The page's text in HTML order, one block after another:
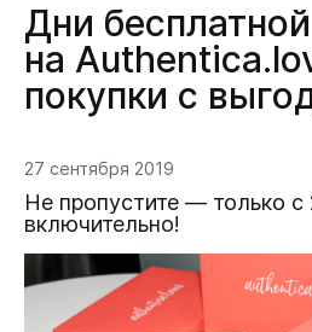
Дни
на
покупки с
27 сентября 2019
Не пропустите — только с
включительно!